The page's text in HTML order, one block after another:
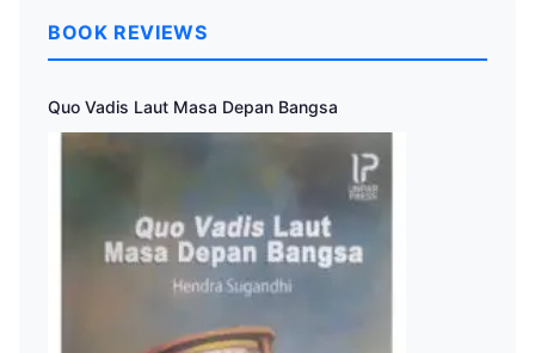
BOOK REVIEWS
Quo Vadis Laut Masa Depan Bangsa